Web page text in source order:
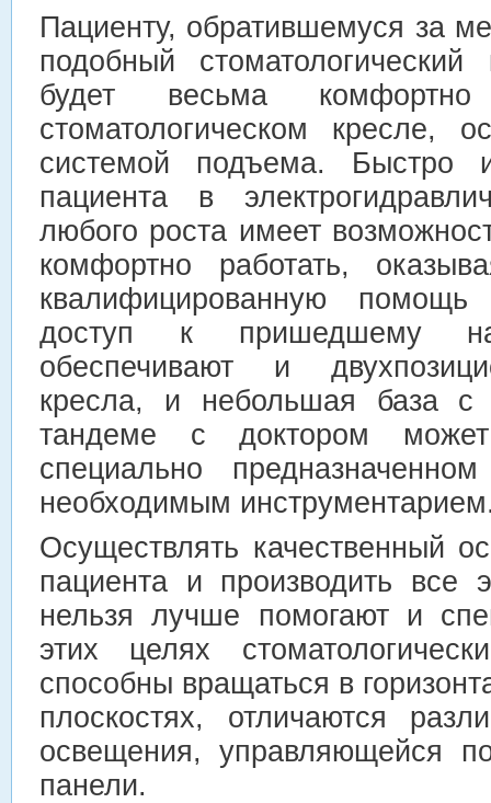
Пациенту, обратившемуся за
подобный
будет весьма
стоматологическом кресле,
системой подъема. Быстро
пациента в
любого роста имеет
комфортно работать,
квалифицированную
доступ к пришедшему
обеспечивают и
кресла, и небольшая база с
тандеме с доктором
специально
необходимым
Осуществлять качественный
пациента и производить все
нельзя лучше помогают и
этих целях
способны вращаться в
плоскостях, отличаются
освещения, управляющейся
панели.